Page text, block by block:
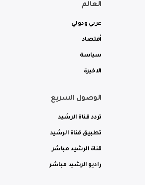
العالم
عربي ودولي
أقتصاد
سياسة
الاخيرة
الوصول السريع
تردد قناة الرشيد
تطبيق قناة الرشيد
قناة الرشيد مباشر
راديو الرشيد مباشر